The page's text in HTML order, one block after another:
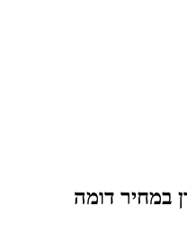
במחיר דומה